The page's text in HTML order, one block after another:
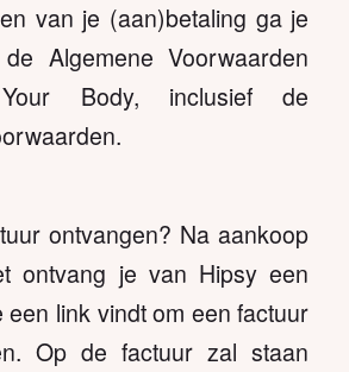
van je (aan)betaling ga je
Algemene Voorwaarden
Body, inclusief de
ontvangen? Na aankoop
ontvang je van Hipsy een
een link vindt om een factuur
Op de factuur zal staan